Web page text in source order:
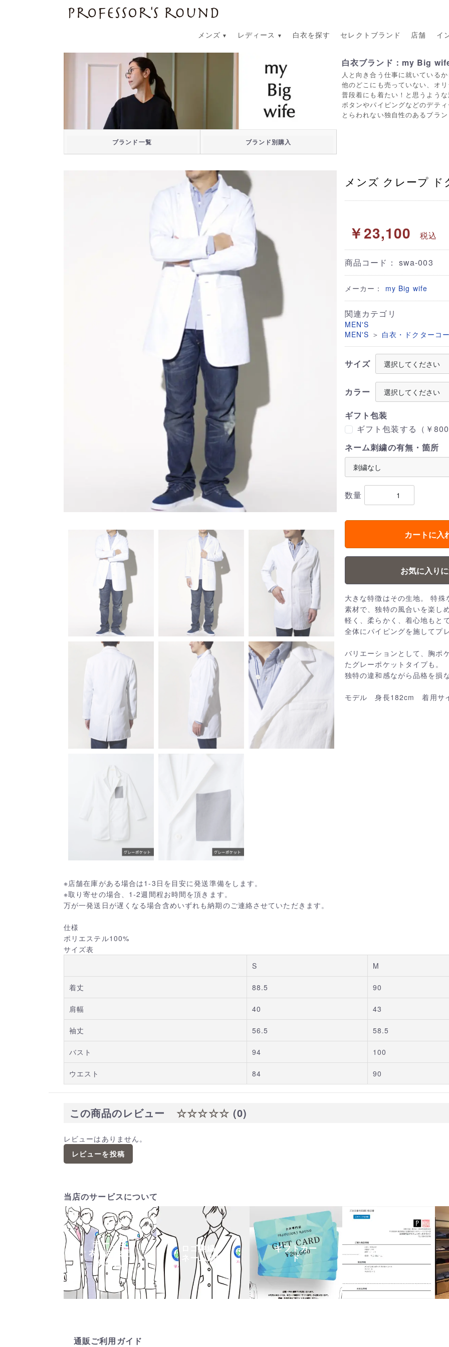
プロフェッサーズラウンド
メンズ レディース 白衣を探す セレクトブランド 店舗 イ
ブランド一覧 ブランド別購入
白衣ブランド：my Big
人と向き合う仕事に就いている
他のどこにも売っていない、オ
普段着にも着たい！と思うような
ボタンやパイピングなどのデテ
とらわれない独自性のあるブラ
メンズ クレープ ド
￥23,100 税込
商品コード： swa-003
メーカー： my Big wife
関連カテゴリ
MEN'S
MEN'S ＞ 白衣・ドクターコ
サイズ
カラー
ギフト包装
ギフト包装する（￥
ネーム刺繍の有無・箇所
数量
カートに入
お気に入り
大きな特徴はその生地。 特
素材で、独特の風合いを楽しめ
軽く、柔らかく、着心地もと
全体にパイピングを施してプ
バリエーションとして、胸ポ
たグレーポケットタイプも。
独特の違和感ながら品格を損
モデル 身長182cm 着用サ
※店舗在庫がある場合は1-3日を目安に発送準備をします。
※取り寄せの場合、1-2週間程お時間を頂きます。
万が一発送日が遅くなる場合含めいずれも納期のご連絡させていただきます。
仕様
ポリエステル100%
サイズ表
S
M
着丈 88.5 90
肩幅 40 43
袖丈 56.5 58.5
バスト 94 100
ウエスト 84 90
この商品のレビュー ☆☆☆☆☆ (0)
レビューはありません。
レビューを投稿
当店のサービスについて
チーム白
衣・白衣団
体購入
ロゴ刺繍・
ネーム刺繍
ギフトカー
ド
領収書発行
通販ご利用ガイド